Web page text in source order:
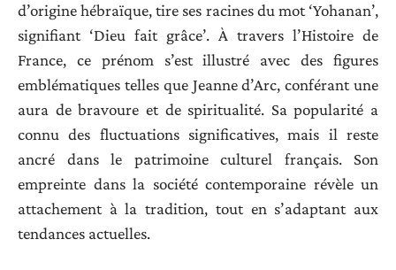
d’origine hébraïque, tire ses racines du mot ‘Yohanan’,
signifiant ‘Dieu fait grâce’. À travers l’Histoire de
France, ce prénom s’est illustré avec des figures
emblématiques telles que Jeanne d’Arc, conférant une
aura de bravoure et de spiritualité. Sa popularité a
connu des fluctuations significatives, mais il reste
ancré dans le patrimoine culturel français. Son
empreinte dans la société contemporaine révèle un
attachement à la tradition, tout en s’adaptant aux
tendances actuelles.